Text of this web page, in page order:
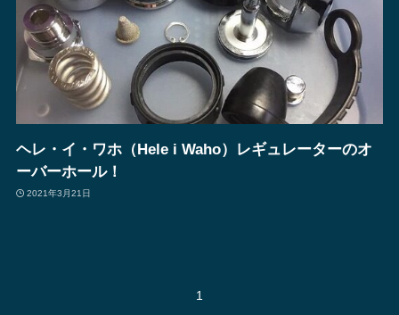
ヘレ・イ・ワホ（Hele i Waho）レギュレーターのオ
ーバーホール！
2021年3月21日
1